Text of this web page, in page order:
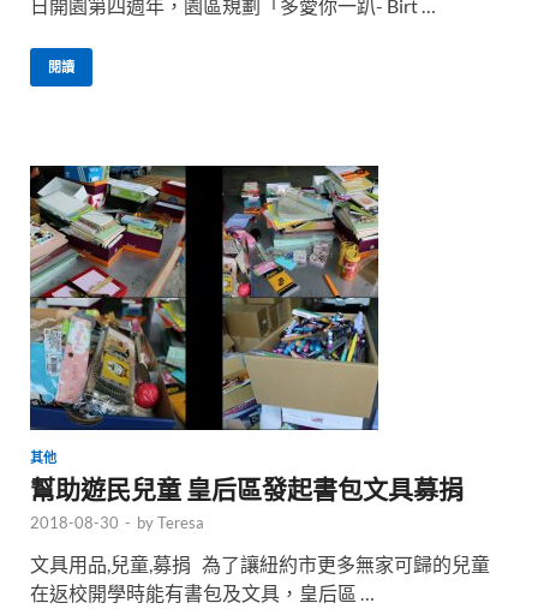
日開園第四週年，園區規劃「多愛你一趴- Birt …
閱讀
其他
幫助遊民兒童 皇后區發起書包文具募捐
2018-08-30 - byTeresa
文具用品,兒童,募捐 為了讓紐約市更多無家可歸的兒童
在返校開學時能有書包及文具，皇后區 …